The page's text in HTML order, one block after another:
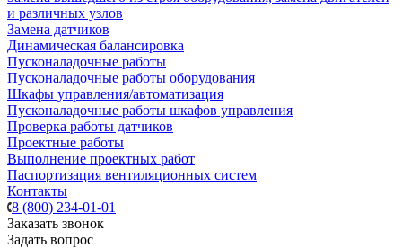
и различных узлов
Замена датчиков
Динамическая балансировка
Пусконаладочные работы
Пусконаладочные работы оборудования
Шкафы управления/автоматизация
Пусконаладочные работы шкафов управления
Проверка работы датчиков
Проектные работы
Выполнение проектных работ
Паспортизация вентиляционных систем
Контакты
8 (800) 234-01-01
Заказать звонок
Задать вопрос